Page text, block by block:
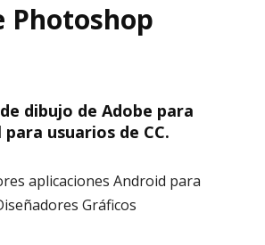
Photoshop
dibujo de Adobe para
usuarios de CC.